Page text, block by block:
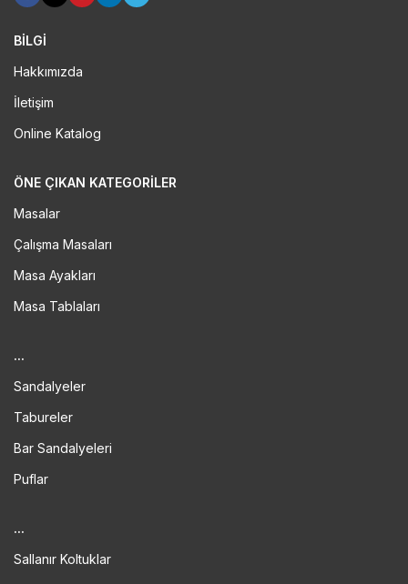
BİLGİ
Hakkımızda
İletişim
Online Katalog
ÖNE ÇIKAN KATEGORILER
Masalar
Çalışma Masaları
Masa Ayakları
Masa Tablaları
...
Sandalyeler
Tabureler
Bar Sandalyeleri
Puflar
...
Sallanır Koltuklar